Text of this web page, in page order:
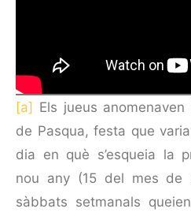
[a] Els jueus anomenaven
de Pasqua, festa que
dia en què s’esqueia la
nou any (15 del mes de
sàbbats setmanals